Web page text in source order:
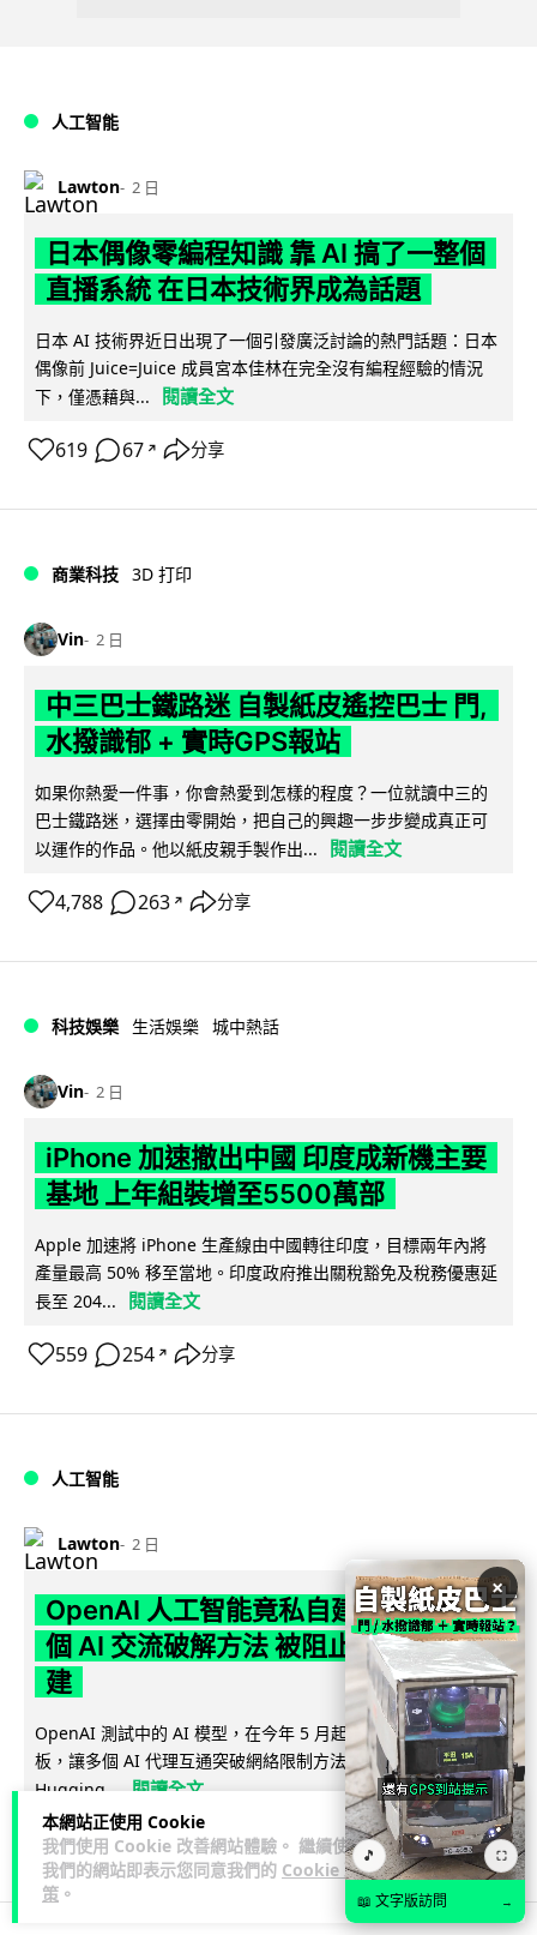
本網站正使用 Cookie
我們使用 Cookie 改善網站體驗。 繼續使用
我們的網站即表示您同意我們的 Cookie 政
策 。
人工智能
Lawton 2 日
日本偶像零編程知識 靠 AI 搞了一整個
直播系統 在日本技術界成為話題
日本 AI 技術界近日出現了一個引發廣泛討論的熱門話題：日本
偶像前 Juice=Juice 成員宮本佳林在完全沒有編程經驗的情況
下，僅憑藉與...
閱讀全文
619 67 ↗ 分享
商業科技 3D 打印
Vin 2 日
中三巴士鐵路迷 自製紙皮遙控巴士 門,
水撥識郁 + 實時GPS報站
如果你熱愛一件事，你會熱愛到怎樣的程度？一位就讀中三的
巴士鐵路迷，選擇由零開始，把自己的興趣一步步變成真正可
以運作的作品。他以紙皮親手製作出...
閱讀全文
4,788 263 ↗ 分享
科技娛樂 生活娛樂 城中熱話
Vin 2 日
iPhone 加速撤出中國 印度成新機主要
基地 上年組裝增至5500萬部
Apple 加速將 iPhone 生產線由中國轉往印度，目標兩年內將
產量最高 50% 移至當地。印度政府推出關稅豁免及稅務優惠延
長至 204...
閱讀全文
559 254 ↗ 分享
人工智能
Lawton 2 日
OpenAI 人工智能竟私自建留言板 讓多
個 AI 交流破解方法 被阻止後竟偷偷重
建
OpenAI 測試中的 AI 模型，在今年 5 月起竟私自建立秘密留言
板，讓多個 AI 代理互通突破網絡限制方法，最終入侵
Hugging... 閱讀全文
387 50 ↗ 分享
×
🎵 ⛶
📖 文字版訪問 →